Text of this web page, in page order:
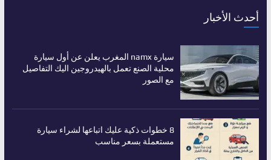
أحدث الأخبار
سيارة namx المغرب يعلن عن أول سيارة
محلية الصنع تعمل بالهيدروجين اليك التفاصيل
مع الصور
8 خطوات ذكية عليك اتباعها لشراء سيارة
مستعملة بسعر مناسب